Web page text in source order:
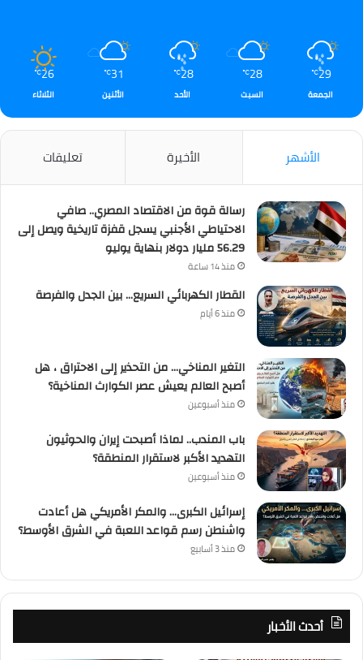
29
℃
الجمعة
28
℃
السبت
28
℃
الأحد
31
℃
الأثنين
26
℃
الثلاثاء
الأشهر الأخيرة تعليقات
رسالة قوة من الاقتصاد المصري.. صافي
الاحتياطي الأجنبي يسجل قفزة تاريخية ويصل إلى
56.29 مليار دولار بنهاية يوليو
منذ 14 ساعة
القطار الكهربائي السريع… بين الجدل والفرصة
منذ 6 أيام
التغير المناخي… من التحذير إلى الاحتراق ، هل
أصبح العالم يعيش عصر الكوارث المناخية؟
منذ أسبوعين
باب المندب.. لماذا أصبحت إيران والحوثيون
التهديد الأكبر لاستقرار المنطقة؟
منذ أسبوعين
إسرائيل الكبرى… والمكر الأمريكي هل أعادت
واشنطن رسم قواعد اللعبة في الشرق الأوسط؟
منذ 3 أسابيع
أحدث الأخبار